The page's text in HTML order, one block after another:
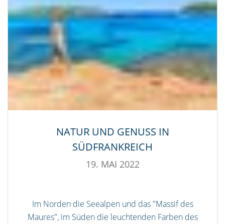
NATUR UND GENUSS IN
SÜDFRANKREICH
19. MAI 2022
Im Norden die Seealpen und das "Massif des
Maures", im Süden die leuchtenden Farben des